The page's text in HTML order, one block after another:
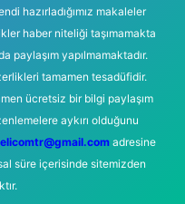
hazırladığımız makaleler
haber niteliği taşımamakta
paylaşım yapılmamaktadır.
tamamen tesadüfidir.
ücretsiz bir bilgi paylaşım
aykırı olduğunu
adresine
süre içerisinde sitemizden